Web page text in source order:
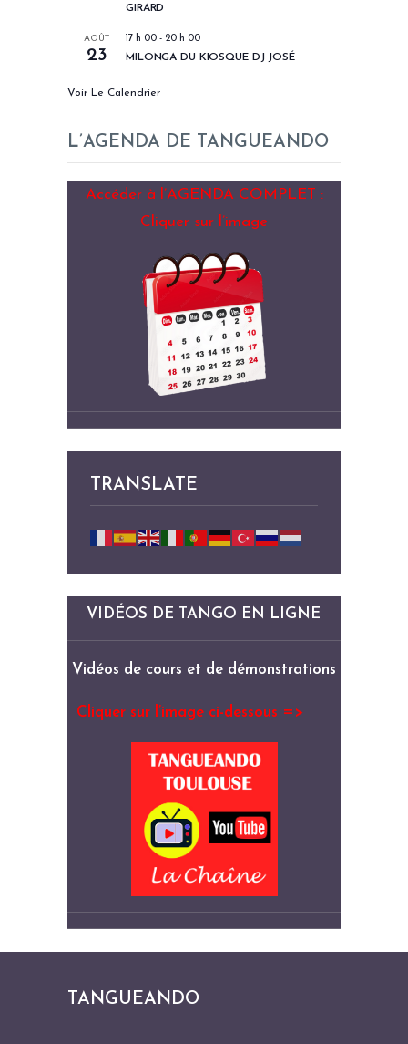
GIRARD
AOÛT
23
17 h 00 - 20 h 00
MILONGA DU KIOSQUE DJ JOSÉ
Voir Le Calendrier
L’AGENDA DE TANGUEANDO
Accéder à l’AGENDA COMPLET :
Cliquer sur l’image
TRANSLATE
VIDÉOS DE TANGO EN LIGNE
Vidéos de cours et de démonstrations
Cliquer sur l’image ci-dessous =>
TANGUEANDO